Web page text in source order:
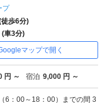
プ
歩6分)
(車3分)
マップで開く
円 ～ 宿泊 9,000 円 ～
：00～18：00）までの間 3